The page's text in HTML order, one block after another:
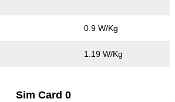
0.9 W/Kg
1.19 W/Kg
Sim Card 0